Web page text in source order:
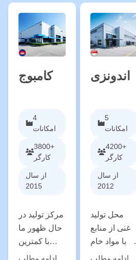
کارخانه
قدرتمند چین
و کارکنان
زیرساخت
های قوی ...
کامبوج
4
امکانات
3800+
کارگر
از سال
2015
مرکز تولید در
حال ظهور ما
با کمترین
هزینه نیروی
ادامه مطلب
اندونزی
5
امکانات
4200+
کارگر
از سال
2012
محل تولید
غنی از منابع
ما با مواد خام
فراوان.
ادامه مطلب